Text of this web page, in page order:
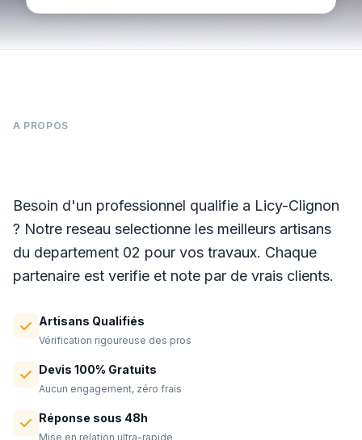
A PROPOS
Besoin d'un professionnel qualifie a Licy-Clignon
? Notre reseau selectionne les meilleurs artisans
du departement 02 pour vos travaux. Chaque
partenaire est verifie et note par de vrais clients.
Artisans Qualifiés
Vérification rigoureuse des pros
Devis 100% Gratuits
Aucun engagement, zéro frais
Réponse sous 48h
Mise en relation ultra-rapide